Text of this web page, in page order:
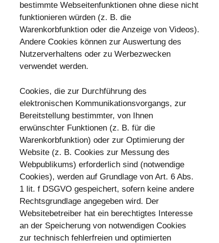
bestimmte Webseitenfunktionen ohne diese nicht
funktionieren würden (z. B. die
Warenkorbfunktion oder die Anzeige von Videos).
Andere Cookies können zur Auswertung des
Nutzerverhaltens oder zu Werbezwecken
verwendet werden.
Cookies, die zur Durchführung des
elektronischen Kommunikationsvorgangs, zur
Bereitstellung bestimmter, von Ihnen
erwünschter Funktionen (z. B. für die
Warenkorbfunktion) oder zur Optimierung der
Website (z. B. Cookies zur Messung des
Webpublikums) erforderlich sind (notwendige
Cookies), werden auf Grundlage von Art. 6 Abs.
1 lit. f DSGVO gespeichert, sofern keine andere
Rechtsgrundlage angegeben wird. Der
Websitebetreiber hat ein berechtigtes Interesse
an der Speicherung von notwendigen Cookies
zur technisch fehlerfreien und optimierten